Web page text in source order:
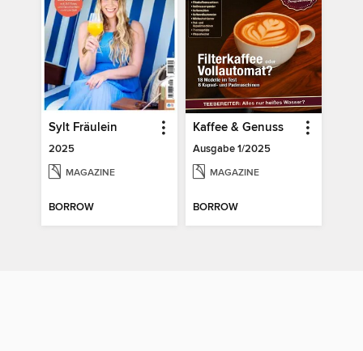
Sylt Fräulein
2025
MAGAZINE
BORROW
Kaffee & Genuss
Ausgabe 1/2025
MAGAZINE
BORROW